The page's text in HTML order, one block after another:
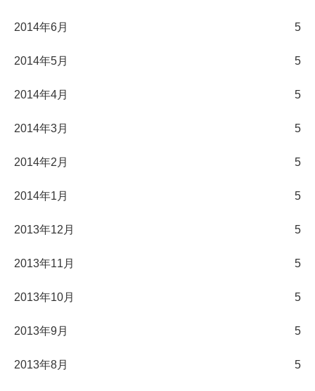
2014年6月 5
2014年5月 5
2014年4月 5
2014年3月 5
2014年2月 5
2014年1月 5
2013年12月 5
2013年11月 5
2013年10月 5
2013年9月 5
2013年8月 5